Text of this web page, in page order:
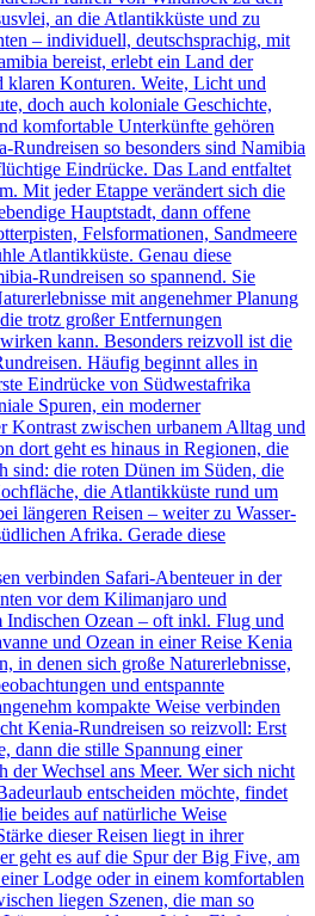
an die Atlantikküste und zu
– individuell, deutschsprachig, mit
bereist, erlebt ein Land der
klaren Konturen. Weite, Licht und
doch auch koloniale Geschichte,
komfortable Unterkünfte gehören
Rundreisen so besonders sind Namibia
Eindrücke. Das Land entfaltet
Mit jeder Etappe verändert sich die
Hauptstadt, dann offene
Felsformationen, Sandmeere
Atlantikküste. Genau diese
Rundreisen so spannend. Sie
mit angenehmer Planung
trotz großer Entfernungen
kann. Besonders reizvoll ist die
Häufig beginnt alles in
Eindrücke von Südwestafrika
Spuren, ein moderner
Kontrast zwischen urbanem Alltag und
dort geht es hinaus in Regionen, die
sind: die roten Dünen im Süden, die
die Atlantikküste rund um
längeren Reisen – weiter zu Wasser-
Afrika. Gerade diese
verbinden Safari-Abenteuer in der
vor dem Kilimanjaro und
Indischen Ozean – oft inkl. Flug und
und Ozean in einer Reise Kenia
in denen sich große Naturerlebnisse,
und entspannte
kompakte Weise verbinden
Kenia-Rundreisen so reizvoll: Erst
dann die stille Spannung einer
der Wechsel ans Meer. Wer sich nicht
entscheiden möchte, findet
beides auf natürliche Weise
dieser Reisen liegt in ihrer
geht es auf die Spur der Big Five, am
Lodge oder in einem komfortablen
liegen Szenen, die man so